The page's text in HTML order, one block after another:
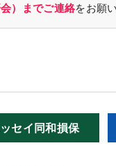
）までご連絡をお願
セイ同和損保